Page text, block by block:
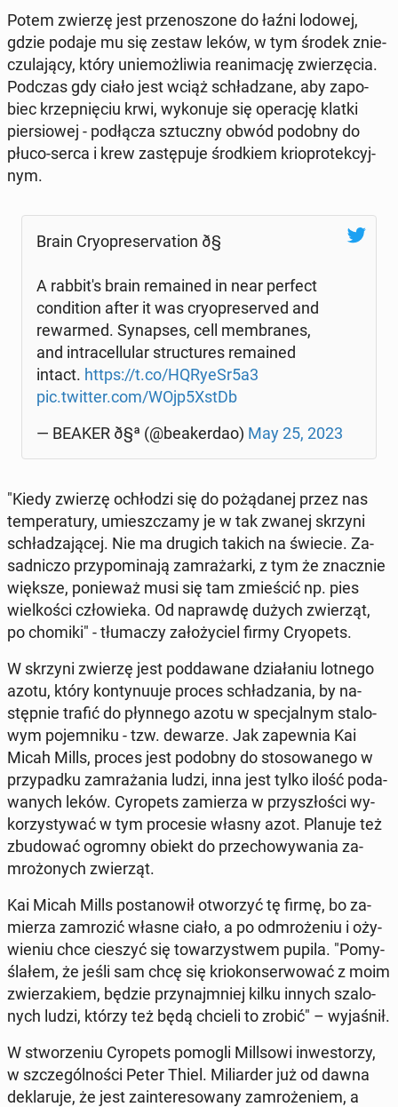
Potem zwierzę jest prze­no­szo­ne do łaźni lodowej,
gdzie podaje mu się zestaw leków, w tym środek znie­
czu­la­ją­cy, który unie­moż­li­wia re­ani­ma­cję zwie­rzę­cia.
Podczas gdy ciało jest wciąż schła­dza­ne, aby za­po­
biec krzep­nię­ciu krwi, wy­ko­nu­je się ope­ra­cję klatki
pier­sio­wej - pod­łą­cza sztucz­ny obwód podobny do
płuco-serca i krew za­stę­pu­je środ­kiem krio­pro­tek­cyj­
nym.
Brain Cry­opre­se­rva­tion ð§
A rab­bi­t's brain re­ma­ined in near perfect
con­di­tion after it was cry­opre­se­rved and
re­war­med. Sy­nap­ses, cell mem­bra­nes,
and in­tra­cel­lu­lar struc­tu­res re­ma­ined
intact. https://t.co/HQRyeSr5a3
pic.twitter.com/WOjp5XstDb
— BEAKER ð§ª (@be­aker­dao) May 25, 2023
"Kiedy zwierzę ochło­dzi się do po­żą­da­nej przez nas
tem­pe­ra­tu­ry, umiesz­cza­my je w tak zwanej skrzyni
schła­dza­ją­cej. Nie ma drugich takich na świecie. Za­
sad­ni­czo przy­po­mi­na­ją za­mra­żar­ki, z tym że znacz­nie
większe, po­nie­waż musi się tam zmie­ścić np. pies
wiel­ko­ści czło­wie­ka. Od na­praw­dę dużych zwie­rząt,
po chomiki" - tłu­ma­czy za­ło­ży­ciel firmy Cry­opets.
W skrzyni zwierzę jest pod­da­wa­ne dzia­ła­niu lotnego
azotu, który kon­ty­nu­uje proces schła­dza­nia, by na­
stęp­nie trafić do płyn­ne­go azotu w spe­cjal­nym sta­lo­
wym po­jem­ni­ku - tzw. dewarze. Jak za­pew­nia Kai
Micah Mills, proces jest podobny do sto­so­wa­ne­go w
przy­pad­ku za­mra­ża­nia ludzi, inna jest tylko ilość po­da­
wa­nych leków. Cy­ro­pets za­mie­rza w przy­szło­ści wy­
ko­rzy­sty­wać w tym pro­ce­sie własny azot. Planuje też
zbu­do­wać ogromny obiekt do prze­cho­wy­wa­nia za­
mro­żo­nych zwie­rząt.
Kai Micah Mills po­sta­no­wił otwo­rzyć tę firmę, bo za­
mie­rza za­mro­zić własne ciało, a po od­mro­że­niu i oży­
wie­niu chce cieszyć się to­wa­rzy­stwem pupila. "Po­my­
śla­łem, że jeśli sam chcę się krio­kon­ser­wo­wać z moim
zwie­rza­kiem, będzie przy­naj­mniej kilku innych sza­lo­
nych ludzi, którzy też będą chcieli to zrobić" – wy­ja­śnił.
W stwo­rze­niu Cy­ro­pets pomogli Mil­l­so­wi in­we­sto­rzy,
w szcze­gól­no­ści Peter Thiel. Mi­liar­der już od dawna
de­kla­ru­je, że jest za­in­te­re­so­wa­ny za­mro­że­niem, a